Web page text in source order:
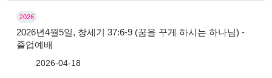
2026
2026년4월5일, 창세기 37:6-9 (꿈을 꾸게 하시는 하나님) -
졸업예배
2026-04-18